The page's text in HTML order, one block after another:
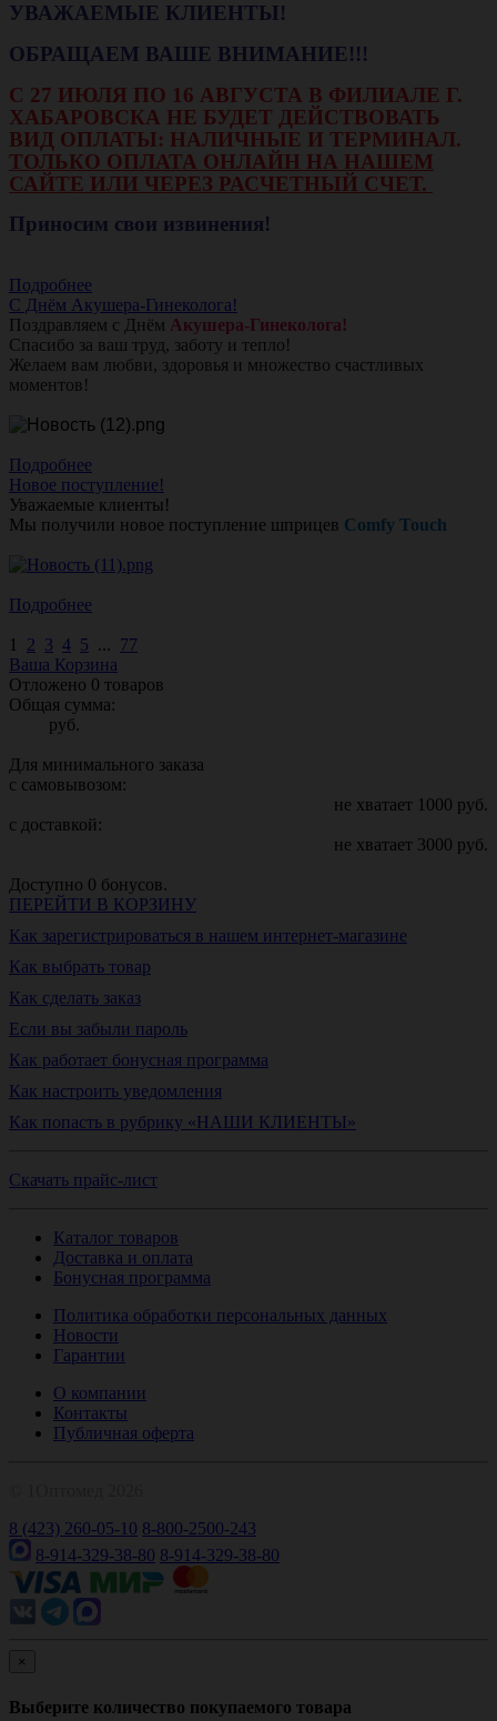
УВАЖАЕМЫЕ КЛИЕНТЫ!
ОБРАЩАЕМ ВАШЕ ВНИМАНИЕ!!!
С 27 ИЮЛЯ ПО 16 АВГУСТА В ФИЛИАЛЕ Г.
ХАБАРОВСКА НЕ БУДЕТ ДЕЙСТВОВАТЬ
ВИД ОПЛАТЫ: НАЛИЧНЫЕ И ТЕРМИНАЛ.
ТОЛЬКО ОПЛАТА ОНЛАЙН НА НАШЕМ
САЙТЕ ИЛИ ЧЕРЕЗ РАСЧЕТНЫЙ СЧЕТ.
Приносим свои извинения!
Подробнее
С Днём Акушера-Гинеколога!
Поздравляем с Днём Акушера-Гинеколога!
Спасибо за ваш труд, заботу и тепло!
Желаем вам любви, здоровья и множество счастливых
моментов!
Подробнее
Новое поступление!
Уважаемые клиенты!
Мы получили новое поступление шприцев Comfy Touch
Подробнее
1 2 3 4 5 ... 77
Ваша Корзина
Отложено 0 товаров
Общая сумма:
руб.
Для минимального заказа
с самовывозом:
не хватает 1000 руб.
с доставкой:
не хватает 3000 руб.
Доступно 0 бонусов.
ПЕРЕЙТИ В КОРЗИНУ
Как зарегистрироваться в нашем интернет-магазине
Как выбрать товар
Как сделать заказ
Если вы забыли пароль
Как работает бонусная программа
Как настроить уведомления
Как попасть в рубрику «НАШИ КЛИЕНТЫ»
Скачать прайс-лист
Каталог товаров
Доставка и оплата
Бонусная программа
Политика обработки персональных данных
Новости
Гарантии
О компании
Контакты
Публичная оферта
8 (423) 260-05-10 8-800-2500-243
8-914-329-38-80 8-914-329-38-80
×
Выберите количество покупаемого товара